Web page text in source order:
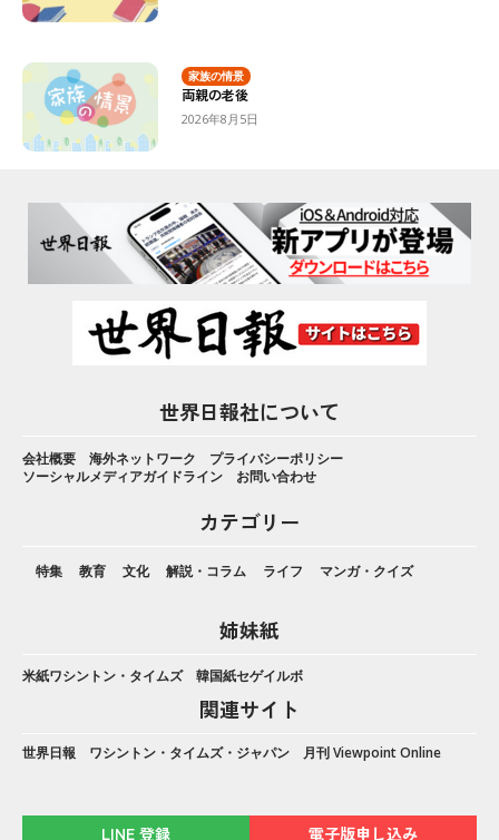
家族の情景
両親の老後
2026年8月5日
世界日報社について
会社概要 海外ネットワーク
プライバシーポリシー
ソーシャルメディアガイドライン
お問い合わせ
カテゴリー
特集 教育 文化 解説・コラム ライフ マンガ・クイズ
姉妹紙
米紙ワシントン・タイムズ 韓国紙セゲイルボ
関連サイト
世界日報 ワシントン・タイムズ・ジャパン 月刊 Viewpoint Online
LINE 登録 電子版申し込み